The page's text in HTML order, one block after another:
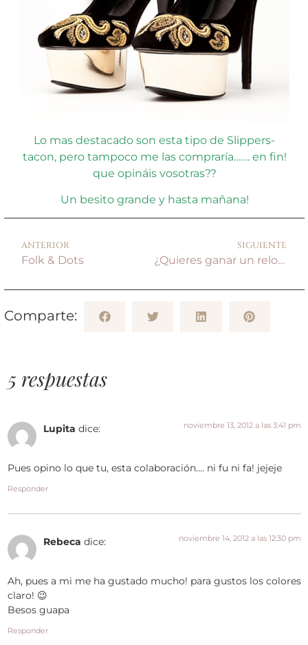
Lo mas destacado son esta tipo de Slippers-
tacon, pero tampoco me las compraría……. en fin!
que opináis vosotras??
Un besito grande y hasta mañana!
ANTERIOR
Folk & Dots
SIGUIENTE
¿Quieres ganar un reloj Montblanc?
Comparte:
5 respuestas
Lupita dice: noviembre 13, 2012 a las 3:41 pm
Pues opino lo que tu, esta colaboración…. ni fu ni fa! jejeje
Responder
Rebeca dice: noviembre 14, 2012 a las 12:30 pm
Ah, pues a mi me ha gustado mucho! para gustos los colores
claro! 😉
Besos guapa
Responder